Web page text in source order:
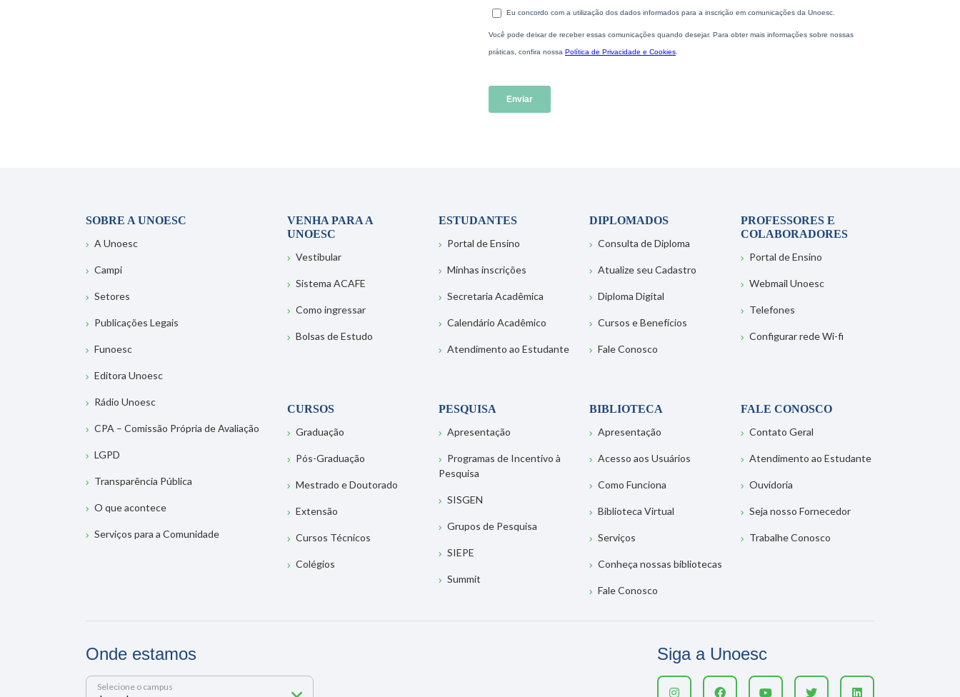
SOBRE A UNOESC
A Unoesc
Campi
Setores
Publicações Legais
Funoesc
Editora Unoesc
Rádio Unoesc
CPA – Comissão Própria de Avaliação
LGPD
Transparência Pública
O que acontece
Serviços para a Comunidade
VENHA PARA A
UNOESC
Vestibular
Sistema ACAFE
Como ingressar
Bolsas de Estudo
ESTUDANTES
Portal de Ensino
Minhas inscrições
Secretaria Acadêmica
Calendário Acadêmico
Atendimento ao Estudante
DIPLOMADOS
Consulta de Diploma
Atualize seu Cadastro
Diploma Digital
Cursos e Benefícios
Fale Conosco
PROFESSORES E
COLABORADORES
Portal de Ensino
Webmail Unoesc
Telefones
Configurar rede Wi-fi
CURSOS
Graduação
Pós-Graduação
Mestrado e Doutorado
Extensão
Cursos Técnicos
Colégios
PESQUISA
Apresentação
Programas de Incentivo à
Pesquisa
SISGEN
Grupos de Pesquisa
SIEPE
Summit
BIBLIOTECA
Apresentação
Acesso aos Usuários
Como Funciona
Biblioteca Virtual
Serviços
Conheça nossas bibliotecas
Fale Conosco
FALE CONOSCO
Contato Geral
Atendimento ao Estudante
Ouvidoria
Seja nosso Fornecedor
Trabalhe Conosco
Onde estamos
Selecione o campus
Siga a Unoesc